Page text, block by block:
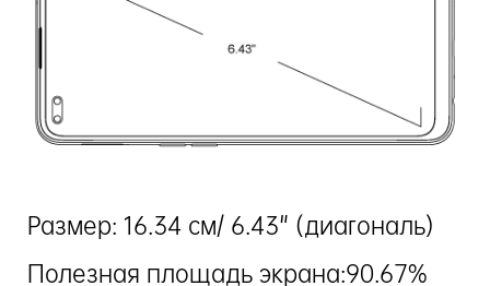
Размер: 16.34 см/ 6.43" (диагональ)
Полезная площадь экрана:90.67%